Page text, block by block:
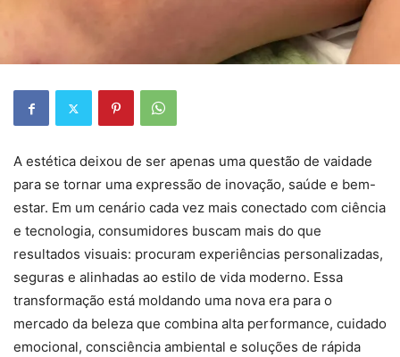
A estética deixou de ser apenas uma questão de vaidade
para se tornar uma expressão de inovação, saúde e bem-
estar. Em um cenário cada vez mais conectado com ciência
e tecnologia, consumidores buscam mais do que
resultados visuais: procuram experiências personalizadas,
seguras e alinhadas ao estilo de vida moderno. Essa
transformação está moldando uma nova era para o
mercado da beleza que combina alta performance, cuidado
emocional, consciência ambiental e soluções de rápida